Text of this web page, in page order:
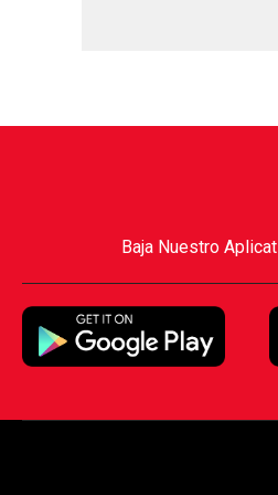
Baja Nuestro